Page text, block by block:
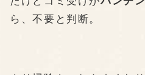
ら、不要と判断。